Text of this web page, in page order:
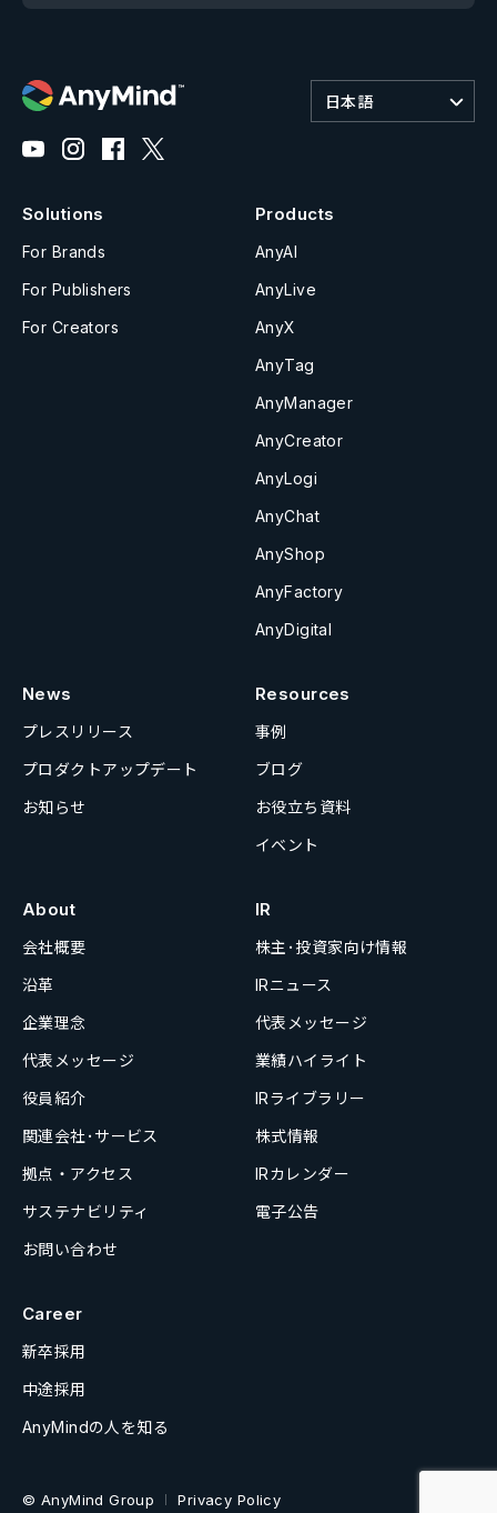
日本語
Solutions
For Brands
For Publishers
For Creators
Products
AnyAI
AnyLive
AnyX
AnyTag
AnyManager
AnyCreator
AnyLogi
AnyChat
AnyShop
AnyFactory
AnyDigital
News
プレスリリース
プロダクトアップデート
お知らせ
Resources
事例
ブログ
お役立ち資料
イベント
About
会社概要
沿革
企業理念
代表メッセージ
役員紹介
関連会社･サービス
拠点・アクセス
サステナビリティ
お問い合わせ
IR
株主･投資家向け情報
IRニュース
代表メッセージ
業績ハイライト
IRライブラリー
株式情報
IRカレンダー
電子公告
Career
新卒採用
中途採用
AnyMindの人を知る
© AnyMind Group Privacy Policy